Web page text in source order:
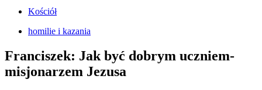
Kościół
homilie i kazania
Franciszek: Jak być dobrym uczniem-
misjonarzem Jezusa